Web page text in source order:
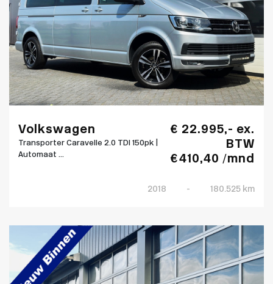
Volkswagen
Transporter Caravelle 2.0 TDI 150pk |
Automaat ...
€ 22.995,- ex.
BTW
€ 410,40 /mnd
2018 - 180.525 km